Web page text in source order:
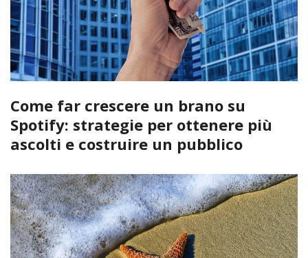
Come far crescere un brano su
Spotify: strategie per ottenere più
ascolti e costruire un pubblico